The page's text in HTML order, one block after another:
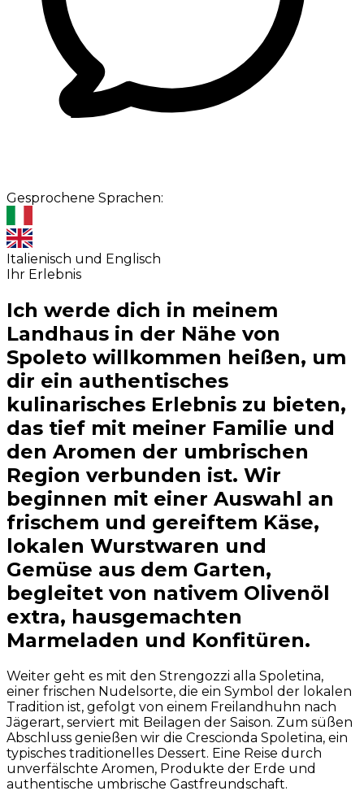
Gesprochene Sprachen:
Italienisch und Englisch
Ihr Erlebnis
Ich werde dich in meinem
Landhaus in der Nähe von
Spoleto willkommen heißen, um
dir ein authentisches
kulinarisches Erlebnis zu bieten,
das tief mit meiner Familie und
den Aromen der umbrischen
Region verbunden ist. Wir
beginnen mit einer Auswahl an
frischem und gereiftem Käse,
lokalen Wurstwaren und
Gemüse aus dem Garten,
begleitet von nativem Olivenöl
extra, hausgemachten
Marmeladen und Konfitüren.
Weiter geht es mit den Strengozzi alla Spoletina,
einer frischen Nudelsorte, die ein Symbol der lokalen
Tradition ist, gefolgt von einem Freilandhuhn nach
Jägerart, serviert mit Beilagen der Saison. Zum süßen
Abschluss genießen wir die Crescionda Spoletina, ein
typisches traditionelles Dessert. Eine Reise durch
unverfälschte Aromen, Produkte der Erde und
authentische umbrische Gastfreundschaft.